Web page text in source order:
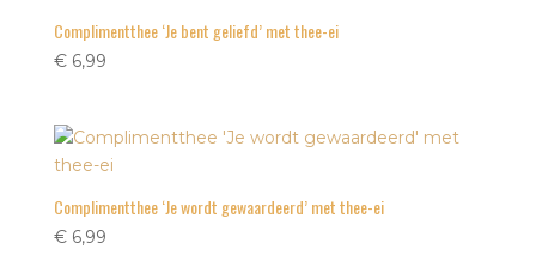
Complimentthee ‘Je bent geliefd’ met thee-ei
€6,99
Complimentthee ‘Je wordt gewaardeerd’ met thee-ei
€6,99